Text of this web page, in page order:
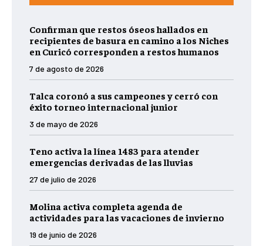
Confirman que restos óseos hallados en
recipientes de basura en camino a los Niches
en Curicó corresponden a restos humanos
7 de agosto de 2026
Talca coronó a sus campeones y cerró con
éxito torneo internacional junior
3 de mayo de 2026
Teno activa la línea 1483 para atender
emergencias derivadas de las lluvias
27 de julio de 2026
Molina activa completa agenda de
actividades para las vacaciones de invierno
19 de junio de 2026